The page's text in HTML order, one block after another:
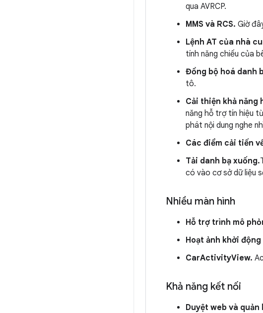
qua AVRCP.
MMS và RCS. Giờ
Lệnh AT của nhà
tính năng chiếu của
Đồng bộ hoá danh
tô.
Cải thiện khả năng
năng hỗ trợ tín hiệu
phát nội dung nghe
Các điểm cải tiến
Tải danh bạ xuống.
có vào cơ sở dữ liệu
Nhiều màn hình
Hỗ trợ trình mô
Hoạt ảnh khởi
CarActivityView.
Khả năng kết nối
Duyệt web và